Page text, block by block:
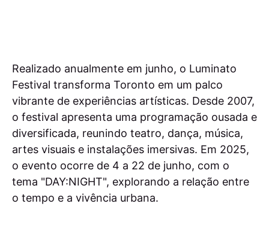
Realizado anualmente em junho, o Luminato
Festival transforma Toronto em um palco
vibrante de experiências artísticas. Desde 2007,
o festival apresenta uma programação ousada e
diversificada, reunindo teatro, dança, música,
artes visuais e instalações imersivas. Em 2025,
o evento ocorre de 4 a 22 de junho, com o
tema "DAY:NIGHT", explorando a relação entre
o tempo e a vivência urbana.